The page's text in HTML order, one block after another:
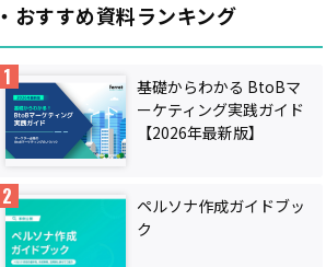
・おすすめ資料ランキング
基礎からわかる BtoBマ
ーケティング実践ガイド
【2026年最新版】
ペルソナ作成ガイドブッ
ク